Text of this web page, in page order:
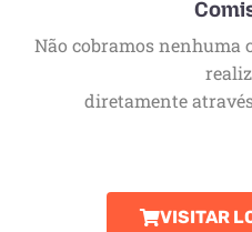
Não cobramos nenhuma
diretamente
VISITAR